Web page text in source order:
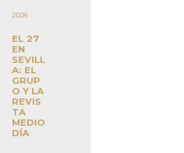
2026
EL 27
EN
SEVILL
A: EL
GRUP
O Y LA
REVIS
TA
MEDIO
DÍA